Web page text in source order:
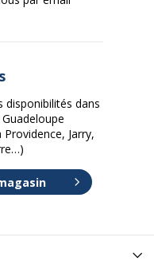
disponibilités dans
Jarry,